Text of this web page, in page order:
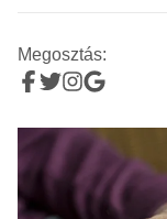
Megosztás: